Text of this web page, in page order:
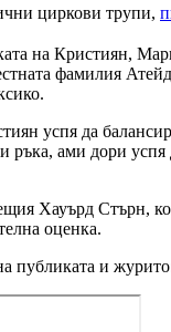
циркови трупи,
на Кристиян,
фамилия
успя да
ръка, ами дори успя
Хауърд Стърн,
оценка.
публиката и